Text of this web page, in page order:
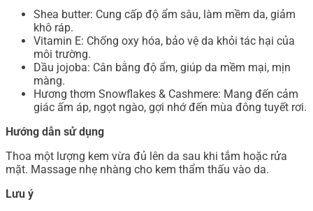
Shea butter: Cung cấp độ ẩm sâu, làm mềm da, giảm
khô ráp.
Vitamin E: Chống oxy hóa, bảo vệ da khỏi tác hại của
môi trường.
Dầu jojoba: Cân bằng độ ẩm, giúp da mềm mại, mịn
màng.
Hương thơm Snowflakes & Cashmere: Mang đến cảm
giác ấm áp, ngọt ngào, gợi nhớ đến mùa đông tuyết rơi.
Hướng dẫn sử dụng
Thoa một lượng kem vừa đủ lên da sau khi tắm hoặc rửa
mặt. Massage nhẹ nhàng cho kem thẩm thấu vào da.
Lưu ý